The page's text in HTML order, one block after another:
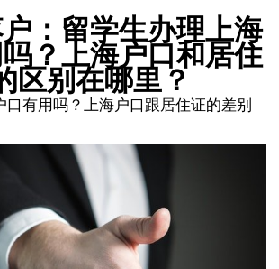
：留学生办理上海
？上海户口和居住
区别在哪里？
口有用吗？上海户口跟居住证的差别